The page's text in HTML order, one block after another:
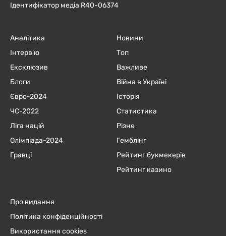
Ідентифікатор медіа R40-06374
Аналітика
Інтерв'ю
Ексклюзив
Блоги
Євро-2024
ЧC-2022
Ліга націй
Олімпіада-2024
Гравці
Новини
Топ
Важливе
Війна в Україні
Історія
Статистика
Різне
Гемблінг
Рейтинг букмекерів
Рейтинг казино
Про видання
Політика конфіденційності
Використання cookies